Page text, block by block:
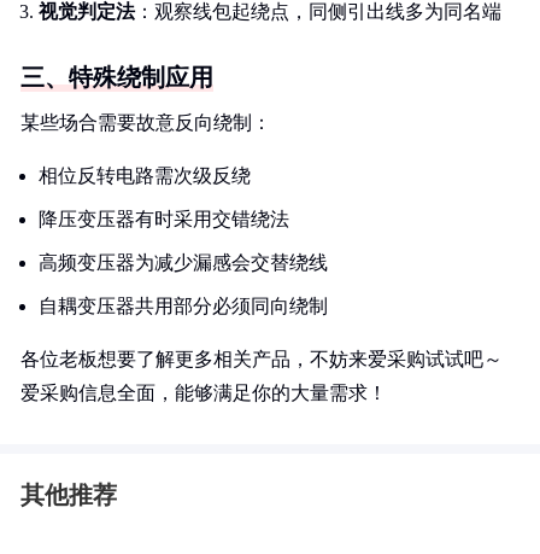
视觉判定法：观察线包起绕点，同侧引出线多为同名端
三、特殊绕制应用
某些场合需要故意反向绕制：
相位反转电路需次级反绕
降压变压器有时采用交错绕法
高频变压器为减少漏感会交替绕线
自耦变压器共用部分必须同向绕制
各位老板想要了解更多相关产品，不妨来爱采购试试吧～
爱采购信息全面，能够满足你的大量需求！
其他推荐